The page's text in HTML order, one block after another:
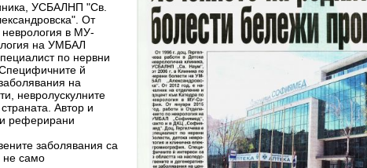
УСБАЛНП "Св.
От
в МУ-
на УМБАЛ
по нервни
й
на
невролускулните
Автор и
реферирани
заболявания са
не само